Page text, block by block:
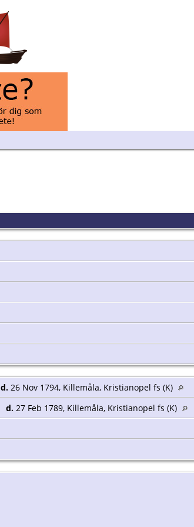
d. 26 Nov 1794, Killemåla, Kristianopel fs (K)
d. 27 Feb 1789, Killemåla, Kristianopel fs (K)